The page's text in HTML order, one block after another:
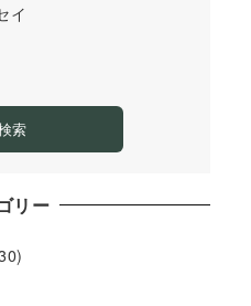
イ
索
リー